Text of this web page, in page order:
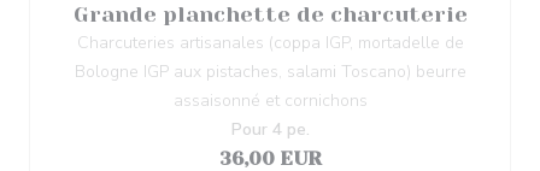
Grande planchette de charcuterie
Charcuteries artisanales (coppa IGP, mortadelle de
Bologne IGP aux pistaches, salami Toscano) beurre
assaisonné et cornichons
36,00 EUR
Pour 4 pe.